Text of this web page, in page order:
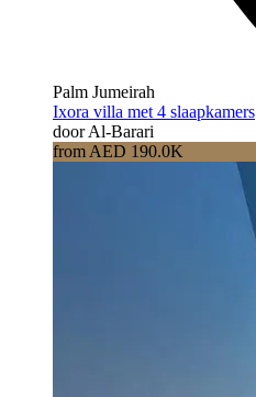
Palm Jumeirah
Ixora villa met 4 slaapkamers
door Al-Barari
from AED 190.0K